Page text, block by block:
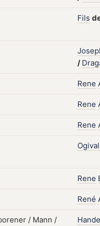
Fils
/
Rene
Rene
Rene
Ogival
Rene
René